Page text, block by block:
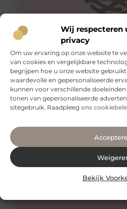
Wij respecteren
privacy
Om uw ervaring op onze website te
van cookies en vergelijkbare
begrijpen hoe u onze website
waardevolle en gepersonaliseerde
kunnen voor verschillende
tonen van gepersonaliseerde
sitegebruik. Raadpleeg ons
Bekijk
Tips voor een goede rug
Een gezonde en sterke rug is
functioneren van je lichaam.
voor